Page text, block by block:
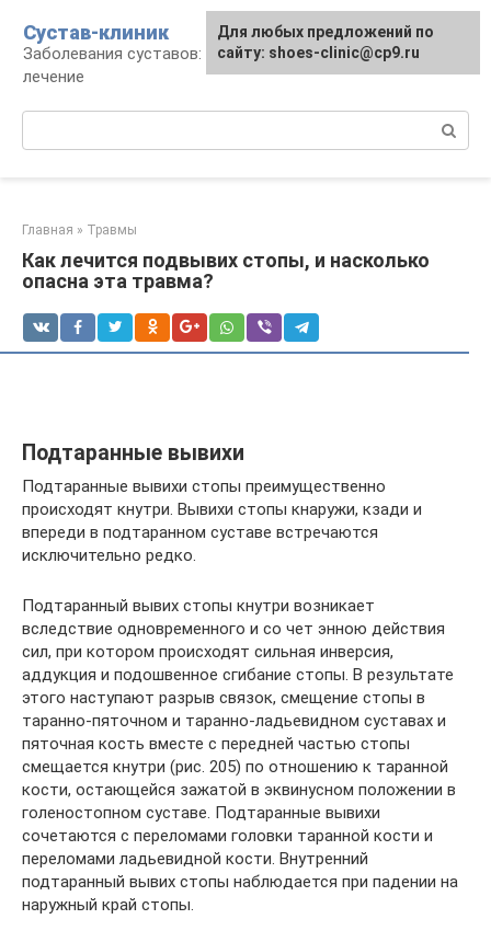
контенту
Сустав-клиник
Заболевания суставов: профилактика и
лечение
Главная » Травмы
Как лечится подвывих стопы, и насколько
опасна эта травма?
Подтаранные вывихи
Подтаранные вывихи стопы преимущественно
происходят кнутри. Вывихи стопы кнаружи, кзади и
впереди в подтаранном суставе встречаются
исключительно редко.
Подтаранный вывих стопы кнутри возникает
вследствие одновременного и со чет энною действия
сил, при котором происходят сильная инверсия,
аддукция и подошвенное сгибание стопы. В результате
этого наступают разрыв связок, смещение стопы в
таранно-пяточном и таранно-ладьевидном суставах и
пяточная кость вместе с передней частью стопы
смещается кнутри (рис. 205) по отношению к таранной
кости, остающейся зажатой в эквинусном положении в
голеностопном суставе. Подтаранные вывихи
сочетаются с переломами головки таранной кости и
переломами ладьевидной кости. Внутренний
подтаранный вывих стопы наблюдается при падении на
наружный край стопы.
Для любых предложений по
сайту: shoes-clinic@cp9.ru